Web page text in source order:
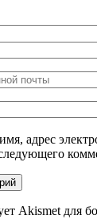
адрес
Akismet для